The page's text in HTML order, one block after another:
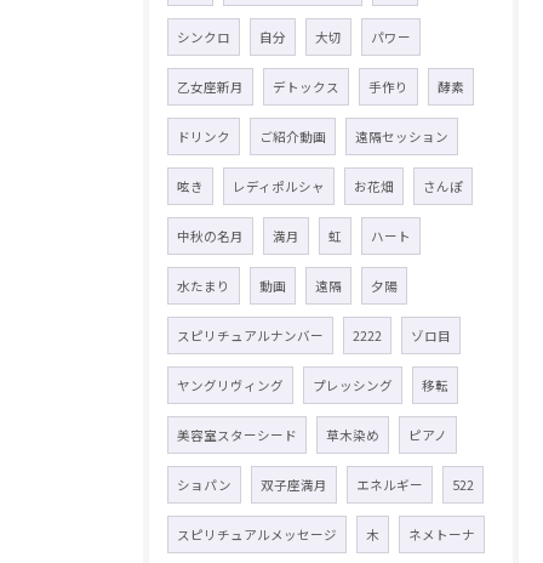
シンクロ 自分 大切 パワー
乙女座新月 デトックス 手作り 酵素
ドリンク ご紹介動画 遠隔セッション
呟き レディポルシャ お花畑 さんぽ
中秋の名月 満月 虹 ハート
水たまり 動画 遠隔 夕陽
スピリチュアルナンバー 2222 ゾロ目
ヤングリヴィング プレッシング 移転
美容室スターシード 草木染め ピアノ
ショパン 双子座満月 エネルギー 522
スピリチュアルメッセージ 木 ネメトーナ